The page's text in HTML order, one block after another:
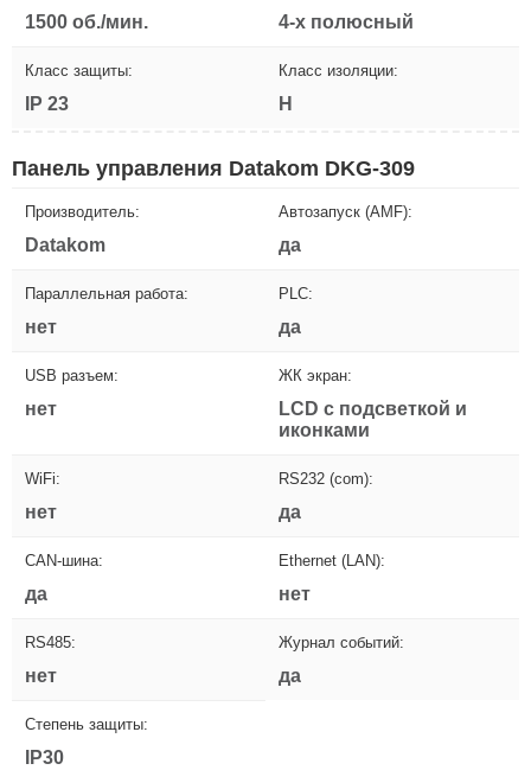
1500 об./мин. 4-х полюсный
Класс защиты:
IP 23
Класс изоляции:
H
Панель управления Datakom DKG-309
Производитель:
Datakom
Автозапуск (AMF):
да
Параллельная работа:
нет
PLC:
да
USB разъем:
нет
ЖК экран:
LCD с подсветкой и
иконками
WiFi:
нет
RS232 (com):
да
CAN-шина:
да
Ethernet (LAN):
нет
RS485:
нет
Журнал событий:
да
Степень защиты:
IP30